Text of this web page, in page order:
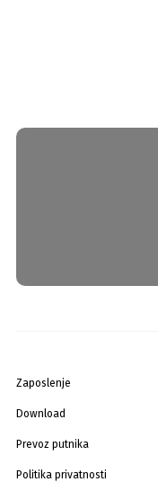
Zaposlenje
Download
Prevoz putnika
Politika privatnosti